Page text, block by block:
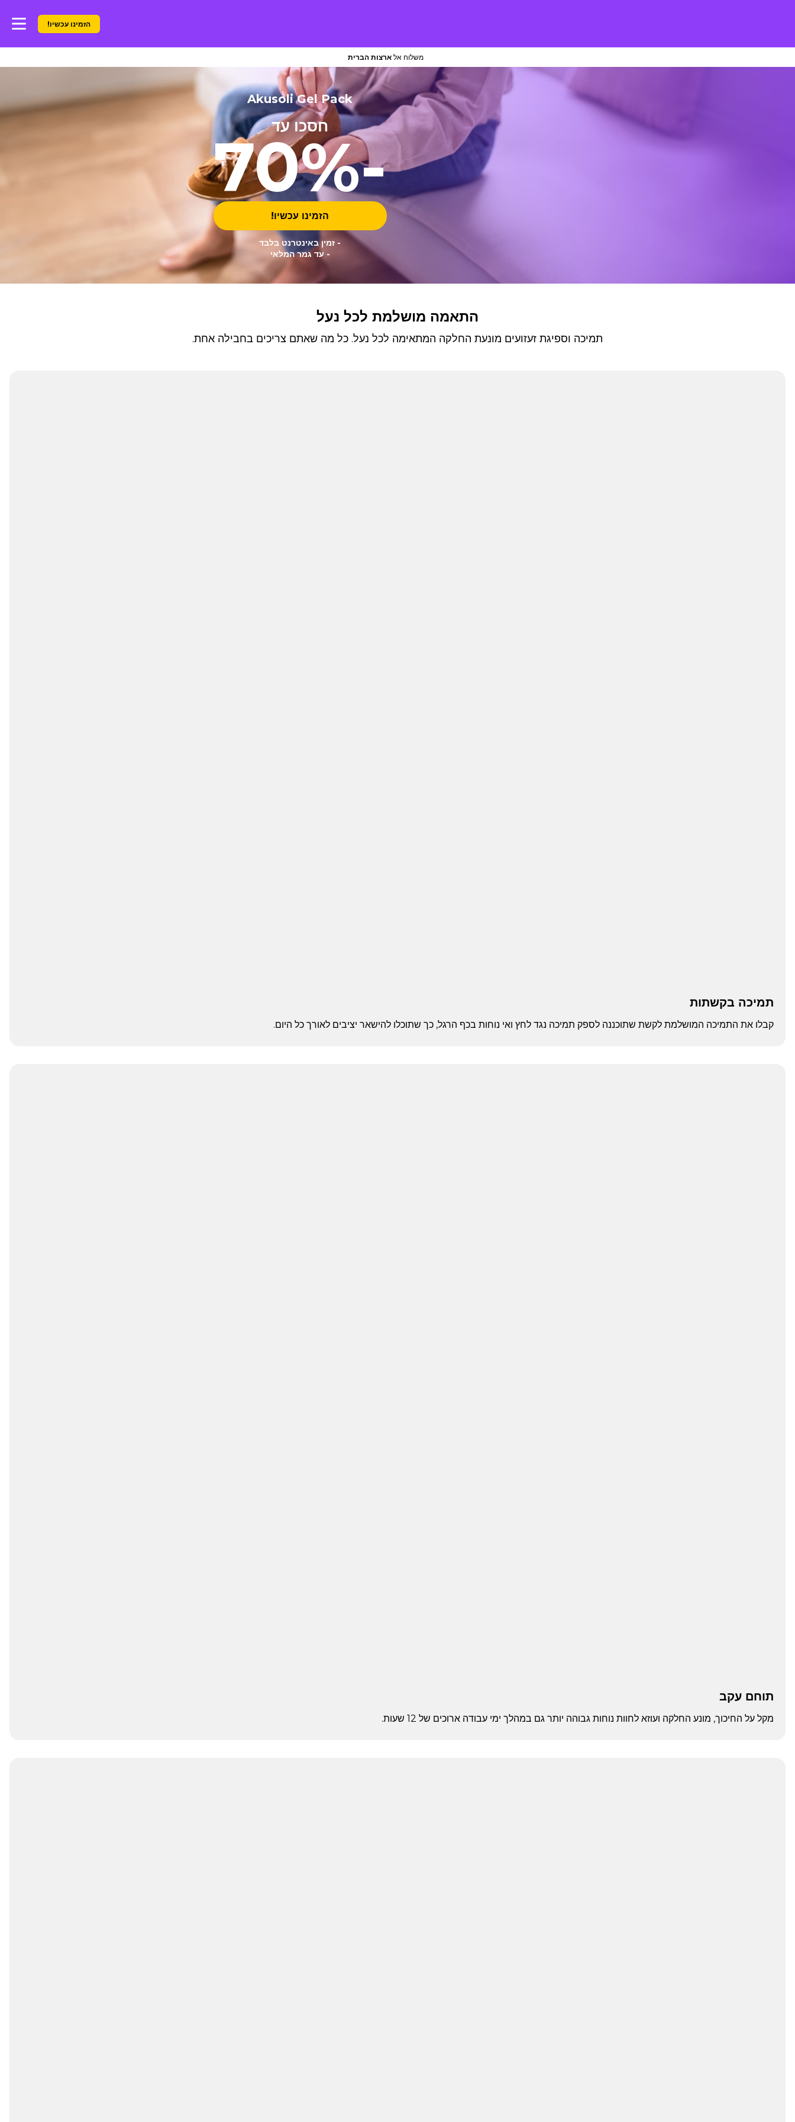
הזמינו עכשיו!
משלוח אל ארצות הברית
Akusoli Gel Pack
חסכו עד -70%
הזמינו עכשיו!
- זמין באינטרנט בלבד
- עד גמר המלאי
התאמה מושלמת לכל נעל
תמיכה וספיגת זעזועים מונעת החלקה המתאימה לכל נעל. כל מה שאתם צריכים בחבילה אחת.
תמיכה בקשתות
קבלו את התמיכה המושלמת לקשת שתוכננה לספק תמיכה נגד לחץ ואי נוחות בכף הרגל, כך שתוכלו להישאר יציבים לאורך כל היום.
תוחם עקב
מקל על החיכוך, מונע החלקה ועוזא לחוות נוחות גבוהה יותר גם במהלך ימי עבודה ארוכים של 12 שעות.